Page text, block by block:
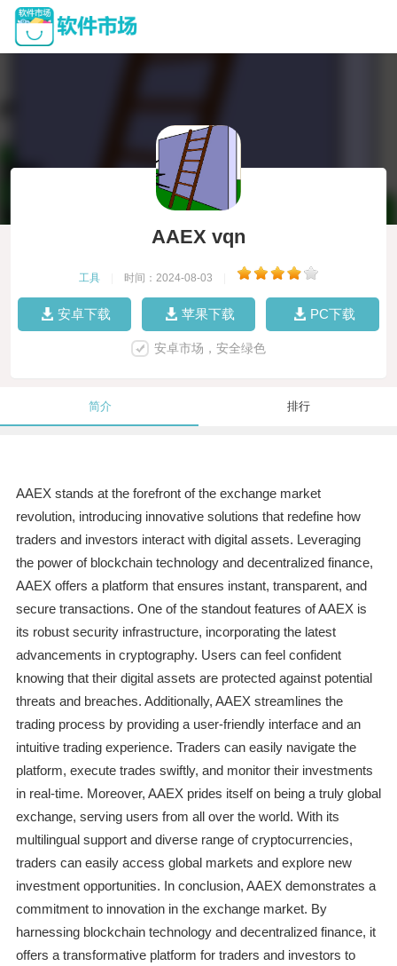
AAEX vqn
工具 时间：2024-08-03
安卓下载 苹果下载 PC下载
安卓市场，安全绿色
简介 排行
AAEX stands at the forefront of the exchange market
revolution, introducing innovative solutions that redefine how
traders and investors interact with digital assets. Leveraging
the power of blockchain technology and decentralized finance,
AAEX offers a platform that ensures instant, transparent, and
secure transactions. One of the standout features of AAEX is
its robust security infrastructure, incorporating the latest
advancements in cryptography. Users can feel confident
knowing that their digital assets are protected against potential
threats and breaches. Additionally, AAEX streamlines the
trading process by providing a user-friendly interface and an
intuitive trading experience. Traders can easily navigate the
platform, execute trades swiftly, and monitor their investments
in real-time. Moreover, AAEX prides itself on being a truly global
exchange, serving users from all over the world. With its
multilingual support and diverse range of cryptocurrencies,
traders can easily access global markets and explore new
investment opportunities. In conclusion, AAEX demonstrates a
commitment to innovation in the exchange market. By
harnessing blockchain technology and decentralized finance, it
offers a transformative platform for traders and investors to